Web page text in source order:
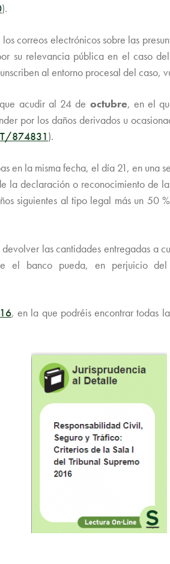
).
correos electrónicos sobre las
su relevancia pública en el caso
al entorno procesal del caso,
acudir al 24 de octubre, en el
por los daños derivados u
874831).
en la misma fecha, el día 21, en
la declaración o reconocimiento de
siguientes al tipo legal más un
las cantidades entregadas a
banco pueda, en perjuicio
, en la que podréis encontrar todas